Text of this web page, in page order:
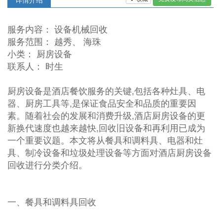
服务内容： 设备机械回收
服务范围： 越秀、 海珠
小类： 厨房设备
联系人： 时生
厨房设备是酒店餐饮服务的关键,包括各种灶具、电
器、厨房工具等,是保证食品安全和品质的重要因
素。随着社会的发展和消费升级,酒店厨房设备的更
新换代速度也越来越快,回收旧设备和再利用已成为
一个重要议题。本文将从餐具和调料具、电器和灶
具、制冷设备和垃圾处理设备等方面对酒店厨房设备
回收进行分类介绍。
一、餐具和调料具回收